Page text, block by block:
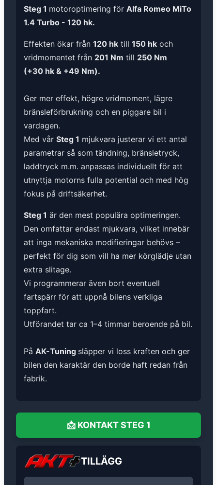
Steg 1 motoroptimering för Alfa Romeo MiTo
1.4 Turbo - 120 hk.
Effekten ökar från 120 hk till 150 hk och
vridmomentet från 201 Nm till 250 Nm
(+30 hk & +49 Nm).
Ger mer effekt, högre vridmoment, lägre
bränsleförbrukning och en piggare bil i
vardagen.
Med vår Steg 1 mjukvara justerar vi ett antal
parametrar så som tändning, bränsletryck,
laddtryck m.m. anpassas individuellt för att
utnyttja motorns fulla potential och med hög
fokus på driftsäkerhet.
Steg 1 är den mest populära optimeringen.
Den omfattar endast mjukvara, vilket innebär
att inga mekaniska modifieringar behövs –
perfekt för dig som vill ha mer körglädje utan
extra slitage.
Vi programmerar även bort eventuell
fartspärr för att uppnå bilens verkliga
toppfart.
Utförandet tar ca 1–4 timmar beroende på bil.
På AK-Tuning släpper vi loss kraften och ger
bilen den karaktär den borde haft redan från
fabrik.
📩 KONTAKT STEG 1
TILLÄGG